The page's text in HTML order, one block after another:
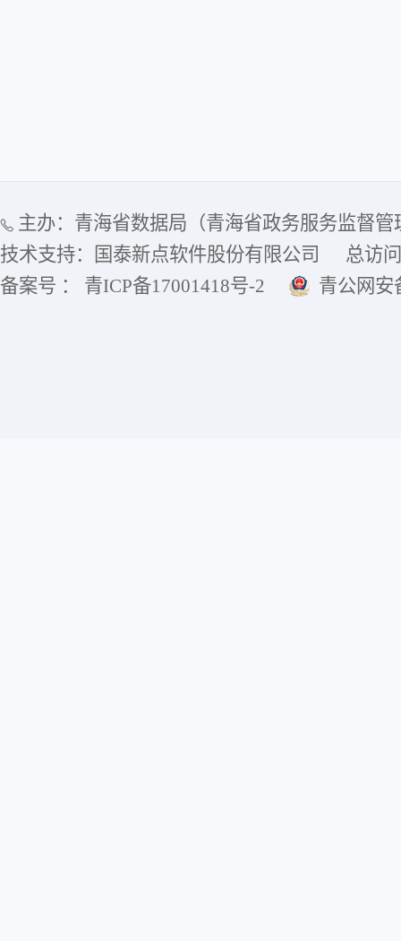
主办：青海省数据局（青海省政务服务监督管
技术支持：国泰新点软件股份有限公司
总访
备案号 ： 青ICP备17001418号-2
青公网安